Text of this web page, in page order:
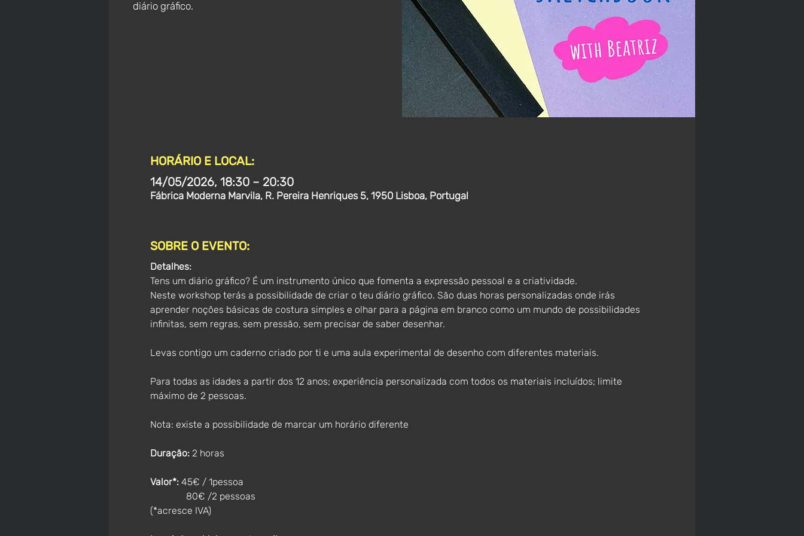
diário gráfico.
HORÁRIO E LOCAL:
14/05/2026, 18:30 – 20:30
Fábrica Moderna Marvila, R. Pereira Henriques 5, 1950 Lisboa, Portugal
SOBRE O EVENTO:
Detalhes:
Tens um diário gráfico? É um instrumento único que fomenta a expressão pessoal e a criatividade.
Neste workshop terás a possibilidade de criar o teu diário gráfico. São duas horas personalizadas onde irás
aprender noções básicas de costura simples e olhar para a página em branco como um mundo de possibilidades
infinitas, sem regras, sem pressão, sem precisar de saber desenhar.
Levas contigo um caderno criado por ti e uma aula experimental de desenho com diferentes materiais.
Para todas as idades a partir dos 12 anos; experiência personalizada com todos os materiais incluídos; limite
máximo de 2 pessoas.
Nota: existe a possibilidade de marcar um horário diferente
Duração: 2 horas
Valor*: 45€ / 1pessoa
               80€ /2 pessoas
(*acresce IVA)